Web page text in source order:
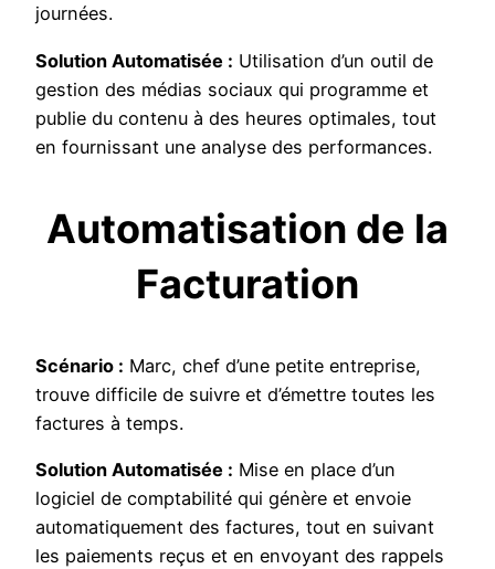
journées.
Solution Automatisée : Utilisation d’un outil de
gestion des médias sociaux qui programme et
publie du contenu à des heures optimales, tout
en fournissant une analyse des performances.
Automatisation de la
Facturation
Scénario : Marc, chef d’une petite entreprise,
trouve difficile de suivre et d’émettre toutes les
factures à temps.
Solution Automatisée : Mise en place d’un
logiciel de comptabilité qui génère et envoie
automatiquement des factures, tout en suivant
les paiements reçus et en envoyant des rappels